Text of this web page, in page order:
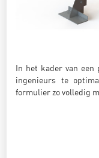
In het kader van een
ingenieurs te
formulier zo volledig